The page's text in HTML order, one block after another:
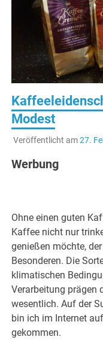
Modest
Veröffentlicht am27.
Werbung
Ohne einen guten
Kaffee nicht nur
genießen möchte,
Besonderen. Die
klimatischen
Verarbeitung prägen
wesentlich. Auf der
bin ich im Internet
gekommen.